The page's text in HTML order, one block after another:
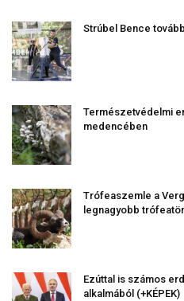
Strúbel Bence
Természetvédelmi
medencében
Trófeaszemle a
legnagyobb
Ezúttal is számos
alkalmából (+KÉPEK)